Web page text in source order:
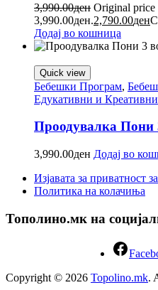
3,990.00ден Original price
3,990.00ден.2,790.00ден
Додај во кошница
Quick view
Бебешки Програм,
Едукативни и Креативни
Проодувалка Пони
3,990.00ден Додај во
Изјавата за приватност
Политика на колачиња
Тополино.мк на
Copyright © 2026 Topolino.mk.